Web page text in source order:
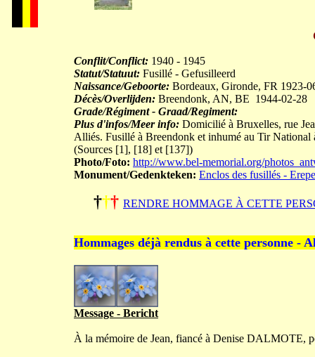
Conflit/Conflict: 1940 - 1945
Statut/Statuut: Fusillé - Gefusilleerd
Naissance/Geboorte: Bordeaux, Gironde, FR 1923-
Décès/Overlijden: Breendonk, AN, BE 1944-02-28
Grade/Régiment - Graad/Regiment:
Plus d'infos/Meer info: Domicilié à Bruxelles, rue
Alliés. Fusillé à Breendonk et inhumé au Tir
(Sources [1], [18] et [137])
Photo/Foto: http://www.bel-memorial.org/
Monument/Gedenkteken: Enclos des fusillés -
††† RENDRE HOMMAGE À CETTE
Hommages déjà rendus à cette personne -
Message - Bericht
À la mémoire de Jean, fiancé à Denise DALMOTE,